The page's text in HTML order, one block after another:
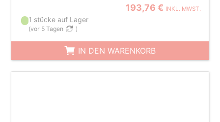
193,76 € INKL. MWST.
1 stücke auf Lager
(vor 5 Tagen )
IN DEN WARENKORB